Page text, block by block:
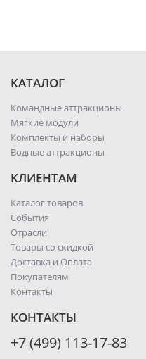
КАТАЛОГ
Командные аттракционы
Мягкие модули
Комплекты и наборы
Водные аттракционы
КЛИЕНТАМ
Каталог товаров
События
Отрасли
Товары со скидкой
Доставка и Оплата
Покупателям
Контакты
КОНТАКТЫ
+7 (499) 113-17-83